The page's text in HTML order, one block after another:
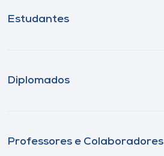
Estudantes
Diplomados
Professores e Colaboradores